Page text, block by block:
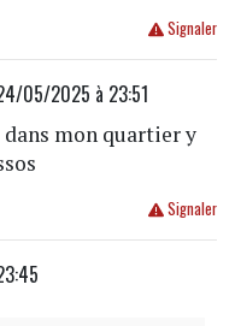
Signaler
05/2025 à 23:51
mon quartier y
Signaler